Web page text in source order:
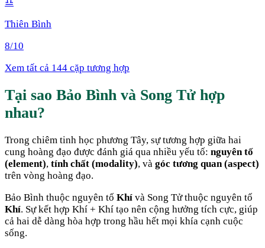
Thiên Bình
8/10
Xem tất cả 144 cặp tương hợp
Tại sao Bảo Bình và Song Tử hợp
nhau?
Trong chiêm tinh học phương Tây, sự tương hợp giữa hai
cung hoàng đạo được đánh giá qua nhiều yếu tố: nguyên tố
(element), tính chất (modality), và góc tương quan (aspect)
trên vòng hoàng đạo.
Bảo Bình thuộc nguyên tố Khí và Song Tửthuộc nguyên tố
Khí. Sự kết hợp Khí + Khí tạo nên cộng hưởng tích cực, giúp
cả hai dễ dàng hòa hợp trong hầu hết mọi khía cạnh cuộc
sống.